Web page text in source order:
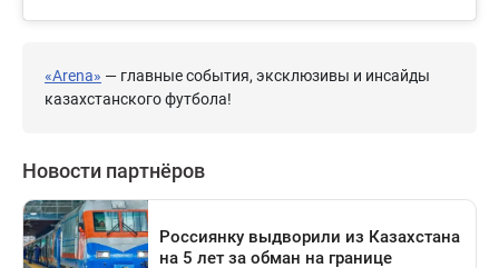
«Arena» — главные события, эксклюзивы и инсайды
казахстанского футбола!